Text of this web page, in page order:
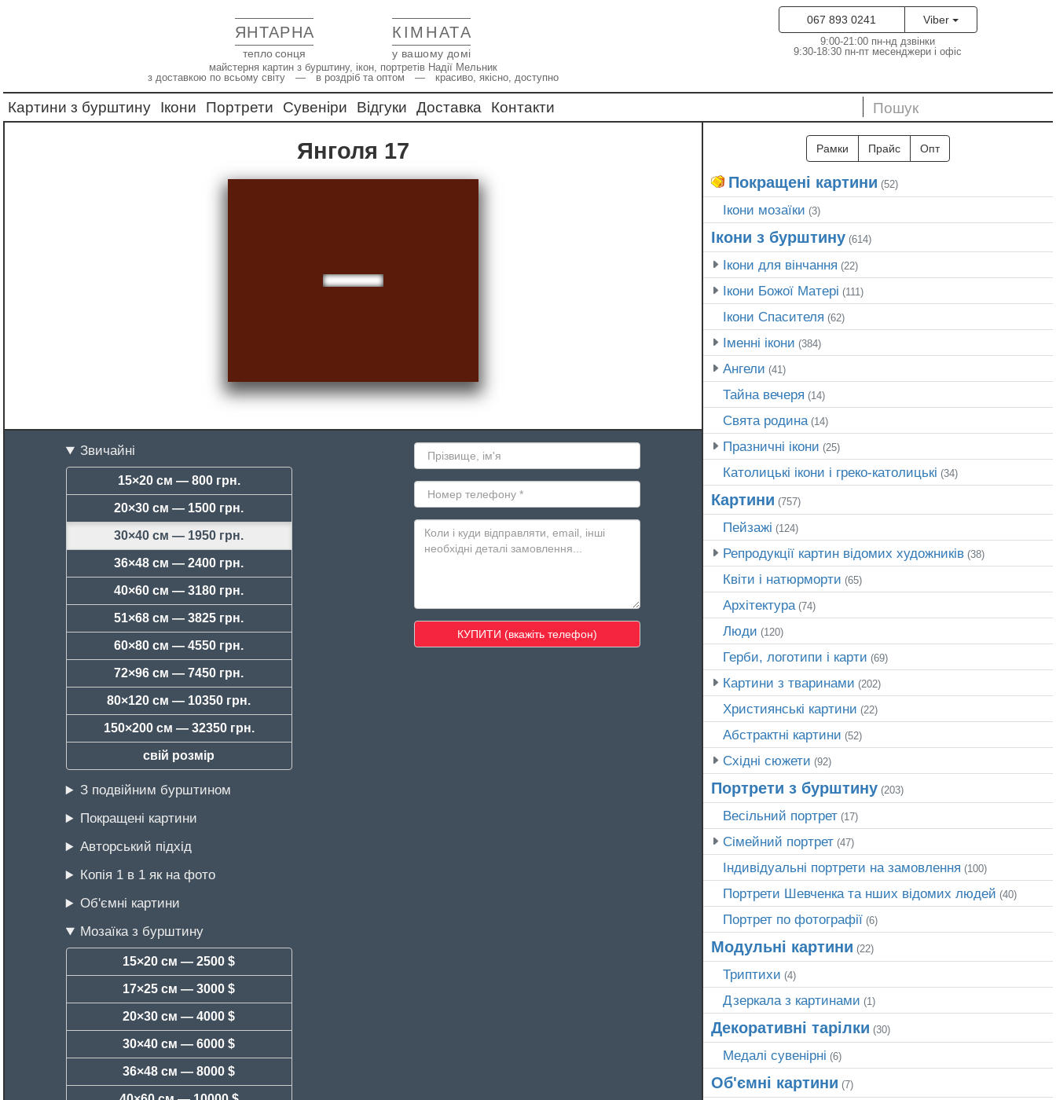
ЯНТАРНА КІМНАТА
тепло сонця у вашому домі
майстерня картин з бурштину, ікон, портретів Надії Мельник
з доставкою по всьому світу — в роздріб та оптом — красиво, якісно, доступно
067 893 0241 Viber
9:00-21:00 пн-нд дзвінки
9:30-18:30 пн-пт месенджери і офіс
Картини з бурштину Ікони Портрети Сувеніри Відгуки Доставка Контакти
Янголя 17
Звичайні
15×20 см — 800 грн.
20×30 см — 1500 грн.
30×40 см — 1950 грн.
36×48 см —2400 грн.
40×60 см —3180 грн.
51×68 см —3825 грн.
60×80 см —4550 грн.
72×96 см —7450 грн.
80×120 см — 10350 грн.
150×200 см — 32350 грн.
свій розмір
З подвійним бурштином
Покращені картини
Авторський підхід
Копія 1 в 1 як на фото
Об'ємні картини
Мозаїка з бурштину
15×20 см —2500 $
17×25 см —3000 $
20×30 см —4000 $
30×40 см —6000 $
36×48 см —8000 $
Рамки Прайс Опт
Покращені картини (52)
Ікони мозаїки (3)
Ікони з бурштину(614)
Ікони для вінчання (22)
Ікони Божої Матері (111)
Ікони Спасителя (62)
Іменні ікони (384)
Ангели (41)
Тайна вечеря (14)
Свята родина(14)
Празничні ікони (25)
Католицькі ікони і греко-католицькі (34)
Картини (757)
Пейзажі (124)
Репродукції картин відомих художників(38)
Квіти і натюрморти (65)
Архітектура(74)
Люди (120)
Герби, логотипи і карти (69)
Картини з тваринами (202)
Християнські картини (22)
Абстрактні картини (52)
Східні сюжети (92)
Портрети з бурштину(203)
Весільний портрет(17)
Сімейний портрет(47)
Індивідуальні портрети на замовлення (100)
Портрети Шевченка та нших відомих людей (40)
Портрет по фотографії (6)
Модульні картини (22)
Триптихи (4)
Дзеркала з картинами (1)
Декоративні тарілки (30)
Медалі сувенірні (6)
Об'ємні картини (7)